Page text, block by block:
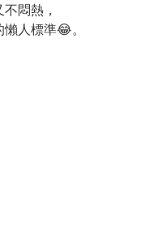
悶熱，
人標準😂。